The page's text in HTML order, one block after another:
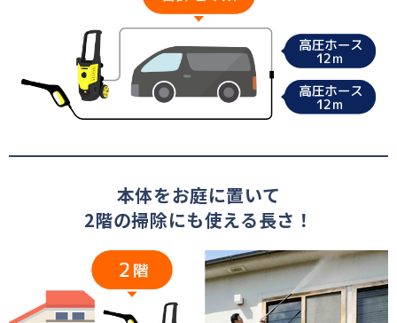
本体をお庭に置いて
2階の掃除にも使える長さ！